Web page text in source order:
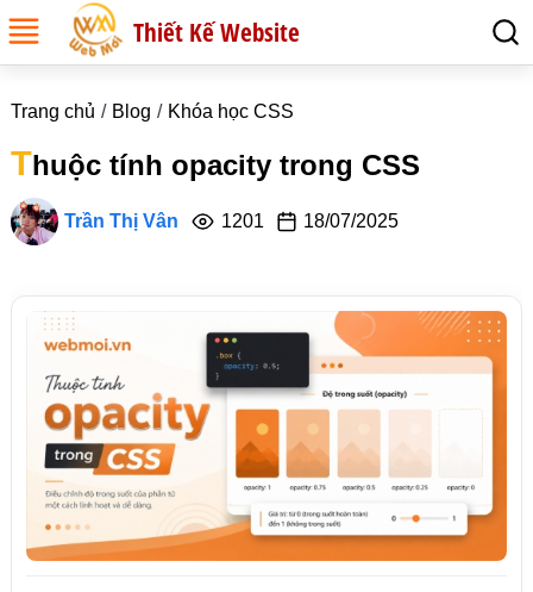
Thiết Kế Website
Trang chủ Blog Khóa học CSS
Thuộc tính opacity trong CSS
Trần Thị Vân 1201 18/07/2025